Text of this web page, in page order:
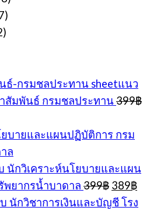
sheetแนว
สัมพันธ์ กรมชลประทาน 399฿
นักวิเคราะห์นโยบายและแผน
พยากรน้ำบาดาล 399฿ Original
price
was:
389฿
is:
นักวิชาการเงินและบัญชี โรง